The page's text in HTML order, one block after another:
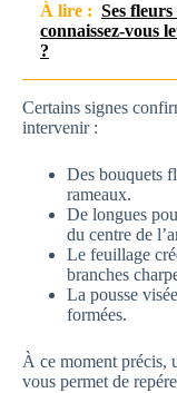
À lire : Ses
connaissez-vous
?
Certains signes
intervenir :
Des bouquets
rameaux.
De longues
du centre de
Le feuillage
branches
La pousse
formées.
À ce moment précis,
vous permet de